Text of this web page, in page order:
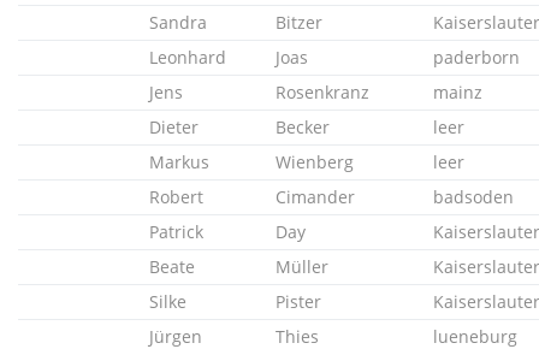
Sandra
Bitzer
Leonhard
Joas
paderborn
Jens
Rosenkranz
mainz
Dieter
Becker
leer
Markus
Wienberg
leer
Robert
Cimander
badsoden
Patrick
Day
Beate
Müller
Silke
Pister
Jürgen
Thies
lueneburg